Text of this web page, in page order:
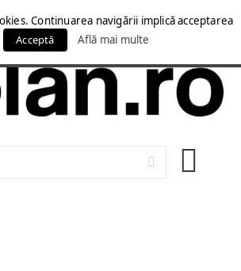
Continuarea navigării implică acceptarea
Acceptă Află mai multe